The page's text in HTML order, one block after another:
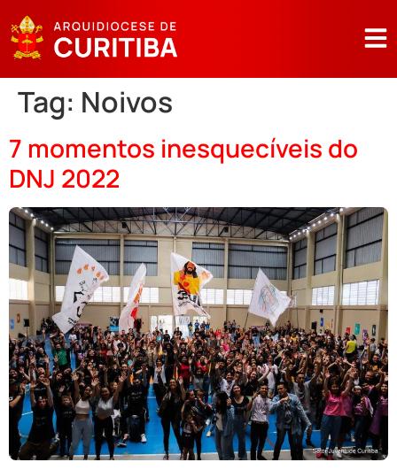
Tag: Noivos
7 momentos inesquecíveis do
DNJ 2022